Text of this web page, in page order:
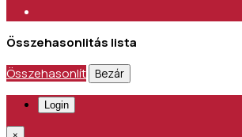
Összehasonlitás lista
Összehasonlít
Bezár
Login